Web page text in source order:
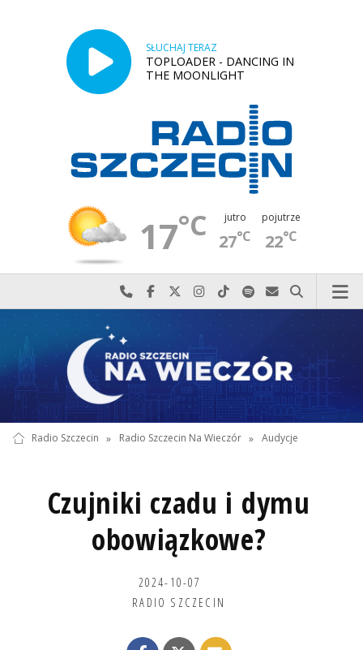
SŁUCHAJ TERAZ
TOPLOADER - DANCING IN
THE MOONLIGHT
17°C jutro
27°C
pojutrze
22°C
Najlepiej po prostu do nas zadzwoń
Odwiedź nas na Facebook-u
Odwiedź nas na X
Odwiedź nas na Instagram-ie
Odwiedź nas na TikTok-u
Szukaj nas na Spotify
Wyślij do nas
Szukaj
Radio Szczecin » Radio Szczecin Na Wieczór » Audycje
Czujniki czadu i dymu
obowiązkowe?
2024-10-07
RADIO SZCZECIN